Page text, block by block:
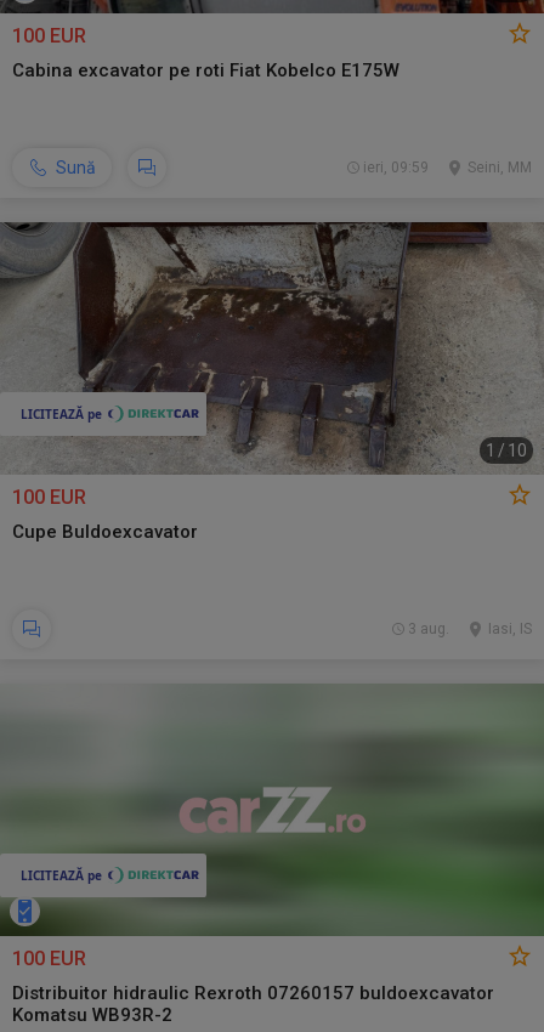
100 EUR
Cabina excavator pe roti Fiat Kobelco E175W
Sună Seini, MM
ieri, 09:59
1 / 10
100 EUR
Cupe Buldoexcavator
Iasi, IS
3 aug.
100 EUR
Distribuitor hidraulic Rexroth 07260157 buldoexcavator
Komatsu WB93R-2